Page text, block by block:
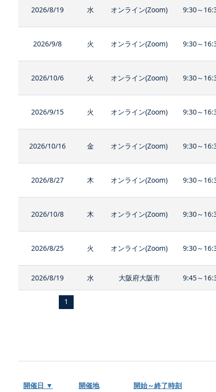
2026/8/19 水 オンライン(Zoom) 9:30～
2026/9/8 火 オンライン(Zoom) 9:30～
2026/10/6 火 オンライン(Zoom) 9:30～
2026/9/15 火 オンライン(Zoom) 9:30～
2026/10/16 金 オンライン(Zoom) 9:30～
2026/8/27 木 オンライン(Zoom) 9:30～
2026/10/8 木 オンライン(Zoom) 9:30～
2026/8/25 火 オンライン(Zoom) 9:30～
2026/8/19 水 大阪府大阪市 9:45～
1
開催日 ▼ 開催地 開始～終了時刻